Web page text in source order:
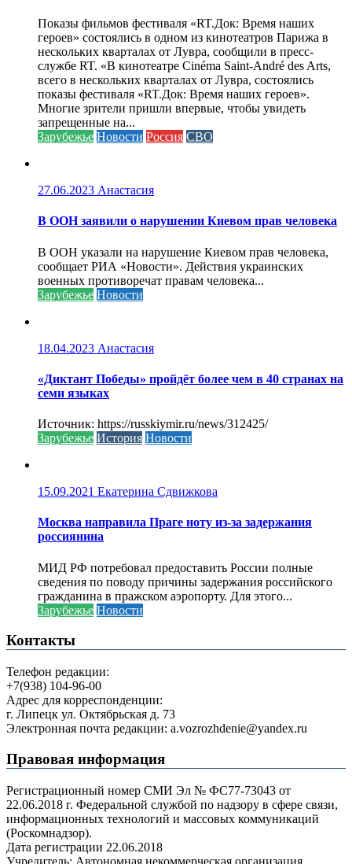
Показы фильмов фестиваля «RT.Док: Время наших
героев» состоялись в одном из кинотеатров Парижа в
нескольких кварталах от Лувра, сообщили в пресс-
службе RT. «В кинотеатре Cinéma Saint-André des Arts,
всего в нескольких кварталах от Лувра, состоялись
показы фестиваля «RT.Док: Время наших героев».
Многие зрители пришли впервые, чтобы увидеть
запрещенные на...
Зарубежье Новости Россия СВО
27.06.2023 Анастасия
В ООН заявили о нарушении Киевом прав человека
В ООН указали на нарушение Киевом прав человека,
сообщает РИА «Новости». Действия украинских
военных противоречат правам человека...
Зарубежье Новости
18.04.2023 Анастасия
«Диктант Победы» пройдёт более чем в 40 странах на
семи языках
Источник: https://russkiymir.ru/news/312425/
Зарубежье История Новости
15.09.2021 Екатерина Сдвижкова
Москва направила Праге ноту из-за задержания
россиянина
МИД РФ потребовал предоставить России полные
сведения по поводу причины задержания российского
гражданина в пражском аэропорту. Для этого...
Зарубежье Новости
Контакты
Телефон редакции:
+7(938) 104-96-00
Адрес для корреспонденции:
г. Липецк ул. Октябрьская д. 73
Электронная почта редакции: a.vozrozhdenie@yandex.ru
Правовая информация
Регистрационный номер СМИ Эл № ФС77-73043 от
22.06.2018 г. Федеральной службой по надзору в сфере связи,
информационных технологий и массовых коммуникаций
(Роскомнадзор).
Дата регистрации 22.06.2018
Учредитель: Автономная некоммерческая организация